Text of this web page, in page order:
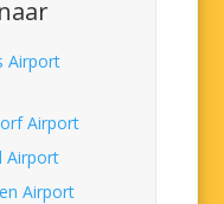
Airport
Airport
Airport
Airport